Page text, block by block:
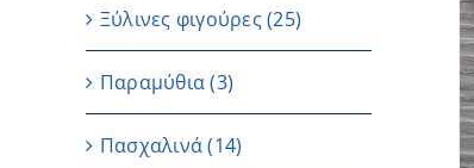
ΠΡΟΣΘΗΚΗ ΣΤΟ ΚΑΛΑΘΙ
ΛΕΠΤΟΜΕΡΕΙΕΣ
Ξύλινες φιγούρες(25)
Παραμύθια (3)
Πασχαλινά (14)